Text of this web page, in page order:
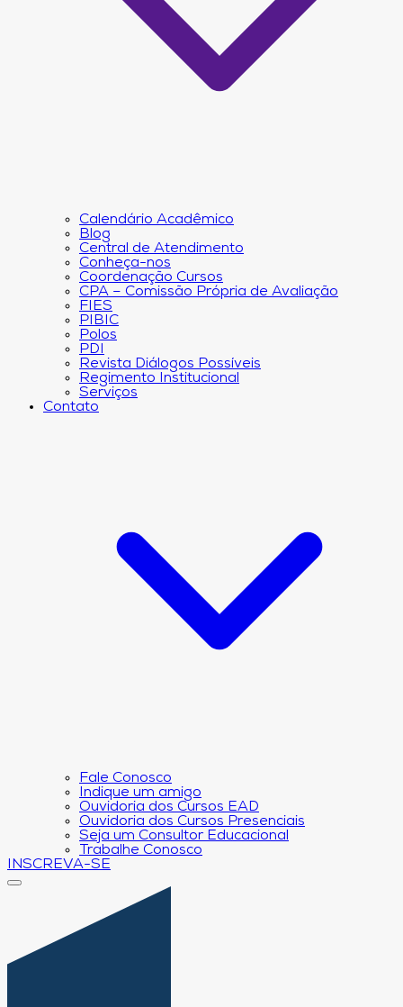
Calendário Acadêmico
Blog
Central de Atendimento
Conheça-nos
Coordenação Cursos
CPA – Comissão Própria de Avaliação
FIES
PIBIC
Polos
PDI
Revista Diálogos Possíveis
Regimento Institucional
Serviços
Contato
Fale Conosco
Indique um amigo
Ouvidoria dos Cursos EAD
Ouvidoria dos Cursos Presenciais
Seja um Consultor Educacional
Trabalhe Conosco
INSCREVA-SE